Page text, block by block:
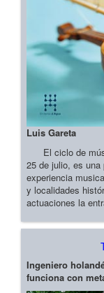
Luis Gareta
El ciclo de
25 de julio, es
experiencia
y localidades
actuaciones la
Ingeniero
funciona con